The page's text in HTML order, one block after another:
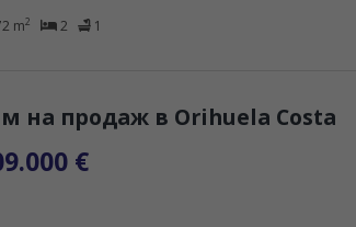
m2 2 1
на продаж в Orihuela Costa
€